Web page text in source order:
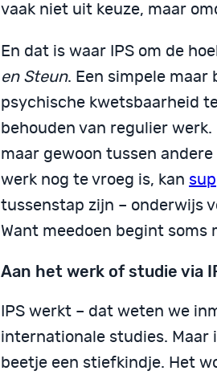
vaak niet uit keuze, maar
En dat is waar IPS om de
en Steun. Een simpele
psychische kwetsbaarheid
behouden van regulier
maar gewoon tussen andere
werk nog te vroeg is, kan
tussenstap zijn – onderwijs
Want meedoen begint soms
Aan het werk of studie via
IPS werkt – dat weten we
internationale studies. Maar
beetje een stiefkindje. Het